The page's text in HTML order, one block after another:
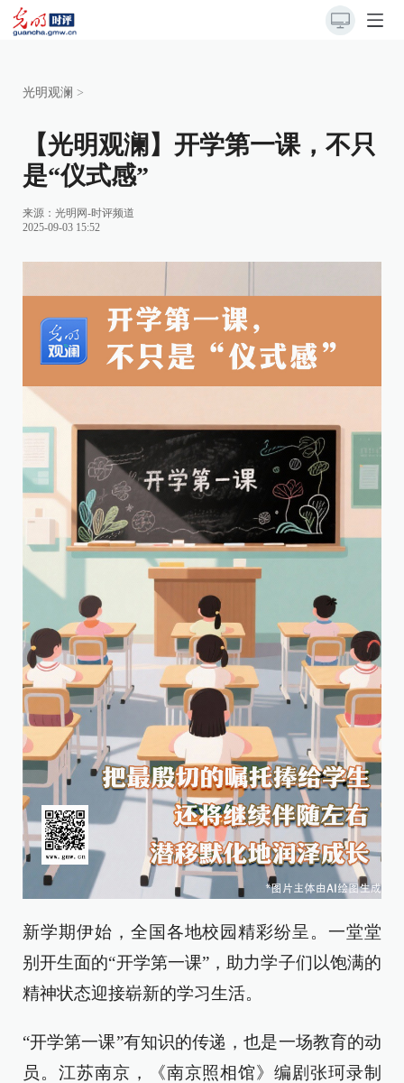
光明观澜 >
【光明观澜】开学第一课，不只
是“仪式感”
来源： 光明网-时评频道
2025-09-03 15:52
新学期伊始，全国各地校园精彩纷呈。一堂堂
别开生面的“开学第一课”，助力学子们以饱满的
精神状态迎接崭新的学习生活。
“开学第一课”有知识的传递，也是一场教育的动
员。江苏南京，《南京照相馆》编剧张珂录制